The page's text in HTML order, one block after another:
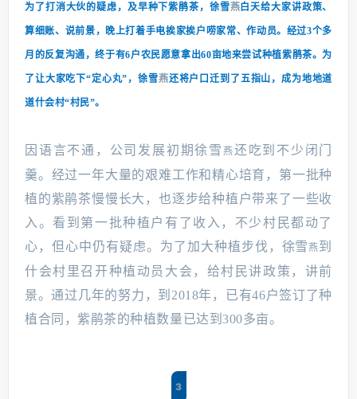
为了打消大伙的疑虑，及早种下紫鹃茶，徐雪燕白天给大家讲政策、
算细账、说前景，晚上打着手电挨家挨户唠家常、作动员。 经过3个多
月的反复沟通，终于有6户农民愿意拿出60亩地来尝试种植紫鹃茶。为
了让大家吃下“定心丸”，徐雪燕还将户口迁到了五指山，成为地地道
道什会村“村民”。
因语言不通，公司发展初期徐雪 燕还吃到不少闭门
羹。经过一年大量的艰难工作和精心培育，第一批种
植的紫鹃茶慢慢长大，也逐步给种植户带来了一些收
入。看到第一批种植户有了收入，不少村民都动了
心，但心中仍有疑虑。为了加大种植步伐，徐雪燕到
什会村里召开种植动员大会，给村民讲政策，讲前
景。通过几年的努力，到2018年，已有46户签订了种
植合同，紫鹃茶的种植数量已达到300多亩。
3